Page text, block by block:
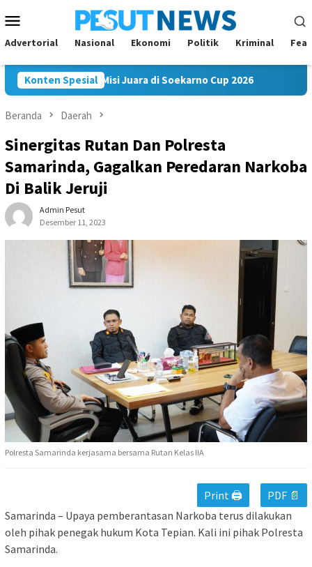
ke
kontenMobile
Advertorial Nasional Ekonomi Politik Kriminal
Konten Spesial
FC Bawa Misi Juara di Soekarno Cup 2026
Beranda Daerah
Sinergitas Rutan Dan Polresta
Samarinda, Gagalkan Peredaran Narkoba
Di Balik Jeruji
Admin Pesut
Desember 11, 2023
Polresta Samarinda kerjasama bersama Rutan Kelas IIA
Print 🖨
PDF 📄
Samarinda – Upaya pemberantasan Narkoba terus dilakukan
oleh pihak penegak hukum Kota Tepian. Kali ini pihak Polresta
Samarinda.